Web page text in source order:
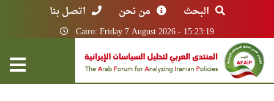
البحث من نحن اتصل بنا
Cairo: Friday 7 August 2026 - 15:23:19